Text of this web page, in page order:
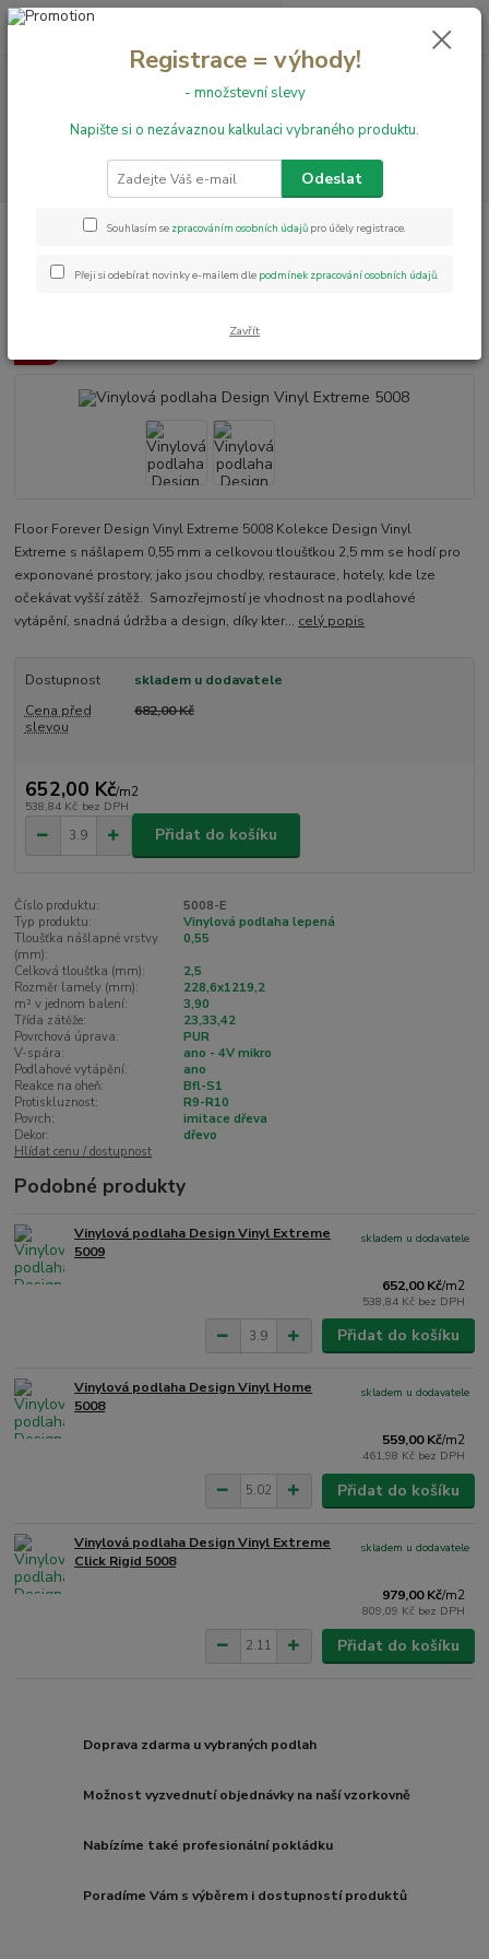
+420 731 199 591 0,00 Kč
Vinylové podlahy Vinylová podlaha Design Vinyl Extreme 5008
Vinylová podlaha Design Vinyl
Floor Forever Design Vinyl Extreme 5008 Kolekce Design Vinyl
Extreme s nášlapem 0,55 mm a celkovou tloušťkou 2,5 mm se hodí pro
exponované prostory, jako jsou chodby, restaurace, hotely, kde lze
očekávat vyšší zátěž. Samozřejmostí je vhodnost na podlahové
vytápění, snadná údržba a design, díky kter... celý popis
Dostupnost
skladem u dodavatele
Cena před
slevou
682,00 Kč
652,00 Kč/m2
538,84 Kč bez DPH
Přidat do košíku
Číslo produktu:
5008-E
Typ produktu:
Vinylová podlaha lepená
Tloušťka nášlapné vrstvy
(mm):
0,55
Celková tloušťka (mm):
2,5
Rozměr lamely (mm):
228,6x1219,2
m² v jednom balení:
3,90
Třída zátěže:
23,33,42
Povrchová úprava:
PUR
V-spára:
ano - 4V mikro
Podlahové vytápění:
ano
Reakce na oheň:
Bfl-S1
Protiskluznost:
R9-R10
Povrch:
imitace dřeva
Dekor:
dřevo
Hlídat cenu / dostupnost
Podobné produkty
Vinylová podlaha Design Vinyl Extreme
5009
652,00 Kč/m2
538,84 Kč bez DPH
skladem u dodavatele
Přidat do košíku
Vinylová podlaha Design Vinyl Home
5008
559,00 Kč/m2
461,98 Kč bez DPH
skladem u dodavatele
Přidat do košíku
Vinylová podlaha Design Vinyl Extreme
Click Rigid 5008
979,00 Kč/m2
809,09 Kč bez DPH
skladem u dodavatele
Přidat do košíku
Doprava zdarma u vybraných podlah
Možnost vyzvednutí objednávky na naší vzorkovně
Nabízíme také profesionální pokládku
Poradíme Vám s výběrem i dostupností produktů
Registrace = výhody!
- množstevní slevy
Napište si o nezávaznou kalkulaci vybraného produktu.
Odeslat
Souhlasím se zpracováním osobních údajů pro účely registrace.
Přeji si odebírat novinky e-mailem dle podmínek zpracování osobních údajů.
Zavřít